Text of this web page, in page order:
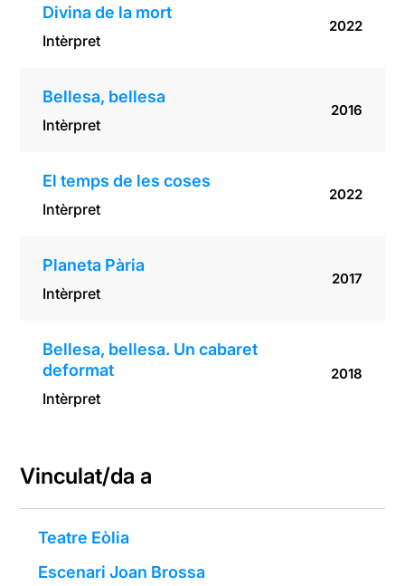
Divina de la mort
Intèrpret
2022
Bellesa, bellesa
Intèrpret
2016
El temps de les coses
Intèrpret
2022
Planeta Pària
Intèrpret
2017
Bellesa, bellesa. Un cabaret
deformat
Intèrpret
2018
Vinculat/da a
Teatre Eòlia
Escenari Joan Brossa